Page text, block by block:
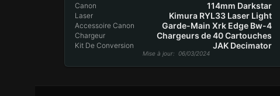
Canon 114mm Darkstar
Laser Kimura RYL33 Laser Light
Accessoire Canon Garde-Main Xrk Edge Bw-4
Chargeur Chargeurs de 40 Cartouches
Kit De Conversion JAK Decimator
Mise à jour: 06/03/2024